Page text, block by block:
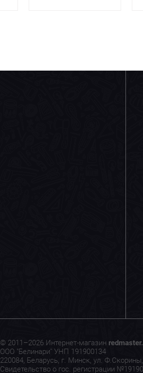
© 2011–2026 Интернет-магазин
ООО "Белинари" УНП 191900134
220084, Беларусь, г. Минск, ул.
Свидетельство о гос. регистрации